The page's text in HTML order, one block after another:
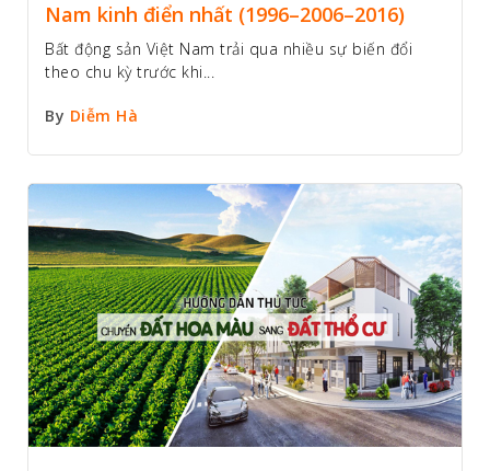
Nam kinh điển nhất (1996–2006–2016)
Bất động sản Việt Nam trải qua nhiều sự biến đổi
theo chu kỳ trước khi...
By Diễm Hà